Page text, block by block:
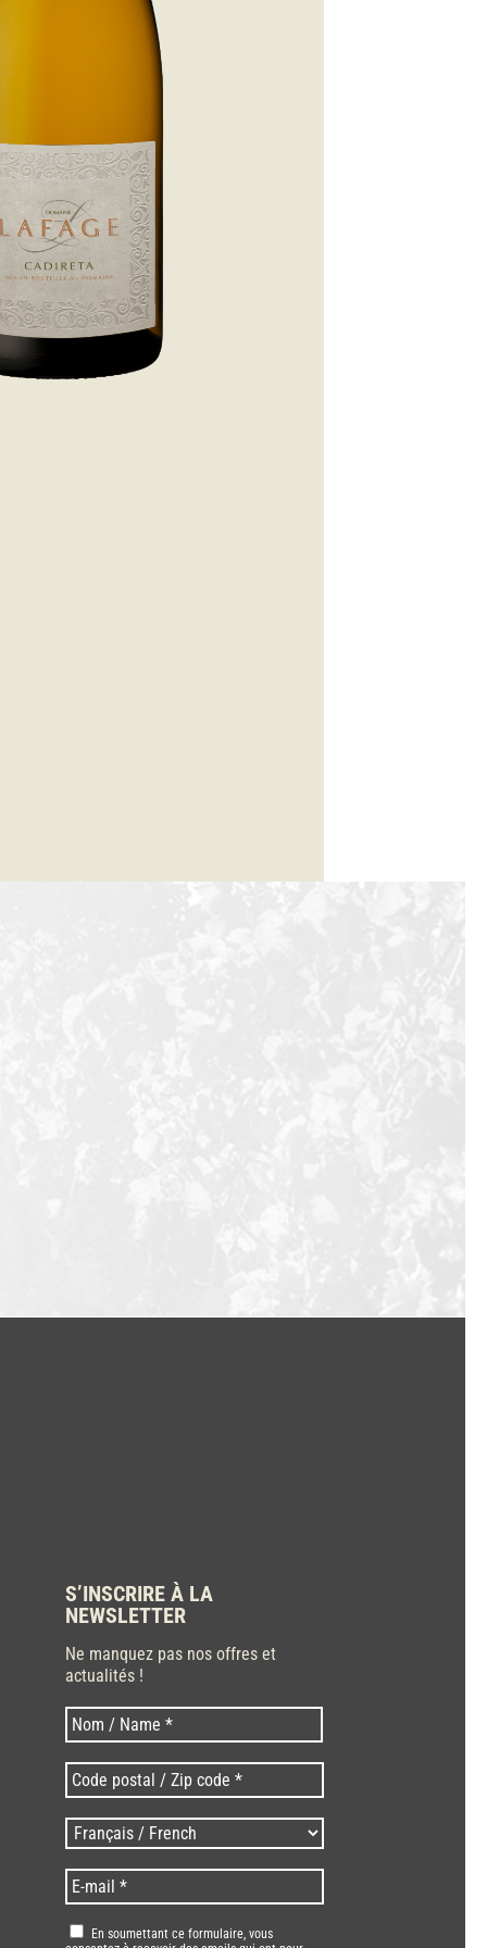
S’INSCRIRE À LA
NEWSLETTER
Ne manquez pas nos offres et
actualités !
N
o
m
*
Nom
C
o
d
o
s
t
a
n
g
e
E
-
m
R
En soumettant ce formulaire, vous